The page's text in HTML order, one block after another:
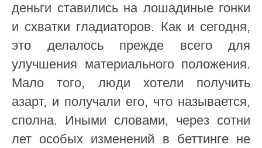
деньги ставились на лошадиные гонки
и схватки гладиаторов. Как и сегодня,
это делалось прежде всего для
улучшения материального положения.
Мало того, люди хотели получить
азарт, и получали его, что называется,
сполна. Иными словами, через сотни
лет особых изменений в беттинге не